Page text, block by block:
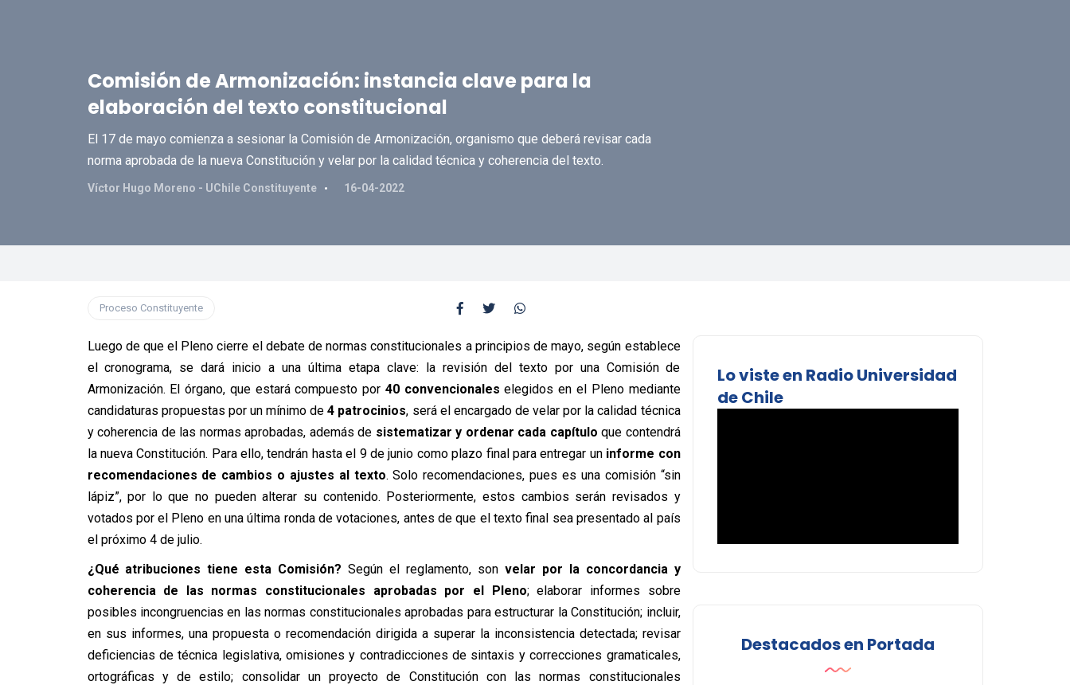
Comisión de Armonización: instancia clave para la
elaboración del texto constitucional
El 17 de mayo comienza a sesionar la Comisión de Armonización, organismo que deberá revisar cada
norma aprobada de la nueva Constitución y velar por la calidad técnica y coherencia del texto.
Víctor Hugo Moreno - UChile Constituyente 16-04-2022
Proceso Constituyente
Luego de que el Pleno cierre el debate de normas constitucionales a principios de mayo, según establece
el cronograma, se dará inicio a una última etapa clave: la revisión del texto por una Comisión de
Armonización. El órgano, que estará compuesto por 40 convencionales elegidos en el Pleno mediante
candidaturas propuestas por un mínimo de4 patrocinios, será el encargado de velar por la calidad técnica
y coherencia de las normas aprobadas, además de sistematizar y ordenar cada capítulo que contendrá
la nueva Constitución. Para ello, tendrán hasta el 9 de junio como plazo final para entregar un informe con
recomendaciones de cambios o ajustes al texto. Solo recomendaciones, pues es una comisión “sin
lápiz”, por lo que no pueden alterar su contenido. Posteriormente, estos cambios serán revisados y
votados por el Pleno en una última ronda de votaciones, antes de que el texto final sea presentado al país
el próximo 4 de julio.
¿Qué atribuciones tiene esta Comisión? Según el reglamento, son velar por la concordancia y
coherencia de las normas constitucionales aprobadas por el Pleno; elaborar informes sobre
posibles incongruencias en las normas constitucionales aprobadas para estructurar la Constitución; incluir,
en sus informes, una propuesta o recomendación dirigida a superar la inconsistencia detectada; revisar
deficiencias de técnica legislativa, omisiones y contradicciones de sintaxis y correcciones gramaticales,
ortográficas y de estilo; consolidar un proyecto de Constitución con las normas constitucionales
Lo viste en Radio Universidad
de Chile
Destacados en Portada